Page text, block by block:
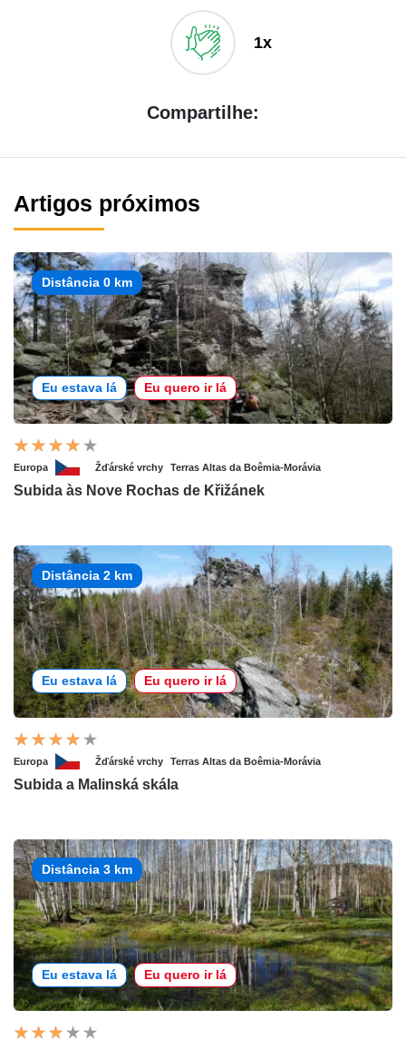
1x
Compartilhe:
Artigos próximos
Distância 0 km
Eu estava lá Eu quero ir lá
Europa Žďárské vrchy Terras Altas da Boêmia-Morávia
Subida às Nove Rochas de Křižánek
Distância 2 km
Eu estava lá Eu quero ir lá
Europa Žďárské vrchy Terras Altas da Boêmia-Morávia
Subida a Malinská skála
Distância 3 km
Eu estava lá Eu quero ir lá